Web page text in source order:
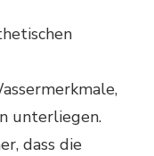
unterliegen.
dass die